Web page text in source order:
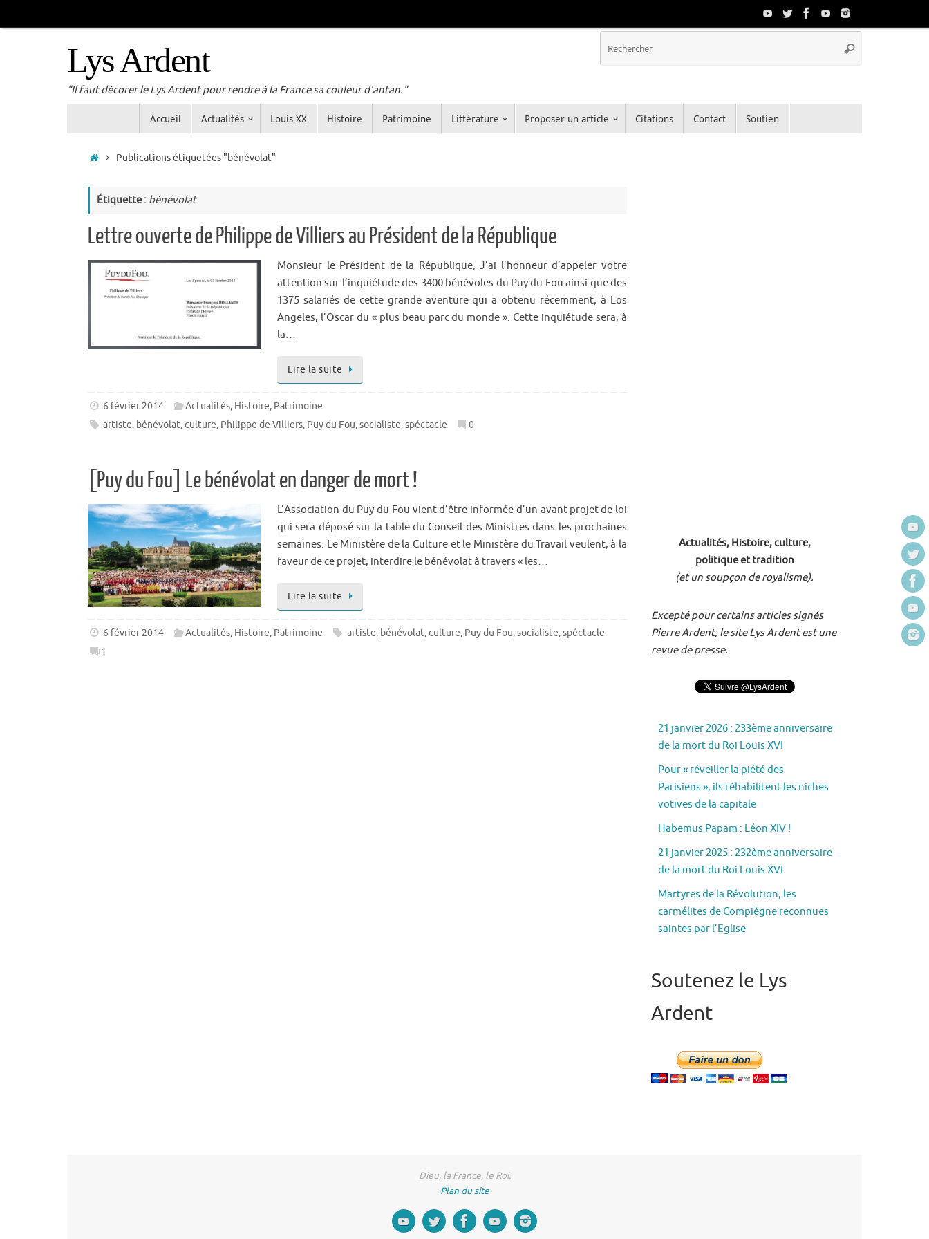
au
Lys Ardent
"Il faut décorer le Lys Ardent pour rendre à la France sa couleur d'antan."
Rechercher
Accueil Actualités Louis XX Histoire Patrimoine Littérature Proposer un article Citations Contact Soutien
Accueil
Publications étiquetées "bénévolat"
Étiquette : bénévolat
Lettre ouverte de Philippe de Villiers au Président de la République
Monsieur le Président de la République, J’ai l’honneur d’appeler votre
attention sur l’inquiétude des 3400 bénévoles du Puy du Fou ainsi que des
1375 salariés de cette grande aventure qui a obtenu récemment, à Los
Angeles, l’Oscar du « plus beau parc du monde ». Cette inquiétude sera, à
la…
Lire la suite
6 février 2014 Actualités, Histoire, Patrimoine
artiste, bénévolat,culture, Philippe de Villiers, Puy du Fou,socialiste,spéctacle 0
[Puy du Fou] Le bénévolat en danger de mort !
L’Association du Puy du Fou vient d’être informée d’un avant-projet de loi
qui sera déposé sur la table du Conseil des Ministres dans les prochaines
semaines. Le Ministère de la Culture et le Ministère du Travail veulent, à la
faveur de ce projet, interdire le bénévolat à travers « les…
Lire la suite
6 février 2014 Actualités, Histoire, Patrimoine artiste, bénévolat,culture, Puy du Fou,socialiste,spéctacle
1
Actualités, Histoire, culture,
politique et tradition
(et un soupçon de royalisme).
Excepté pour certains articles signés
Pierre Ardent, le site Lys Ardent est une
revue de presse.
21 janvier 2026 : 233ème anniversaire
de la mort du Roi Louis XVI
Pour « réveiller la piété des
Parisiens », ils réhabilitent les niches
votives de la capitale
Habemus Papam : Léon XIV !
21 janvier 2025 : 232ème anniversaire
de la mort du Roi Louis XVI
Martyres de la Révolution, les
carmélites de Compiègne reconnues
saintes par l’Eglise
Soutenez le Lys
Ardent
Dieu, la France, le Roi.
Plan du site